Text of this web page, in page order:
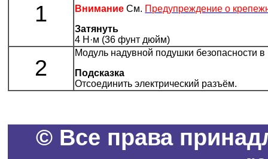
1
Внимание См. Предупреждение о
Затянуть
4 Н·м (36 фунт дюйм)
2
Модуль надувной подушки безопасности
Подсказка
Отсоединить электрический разъём.
© Все права